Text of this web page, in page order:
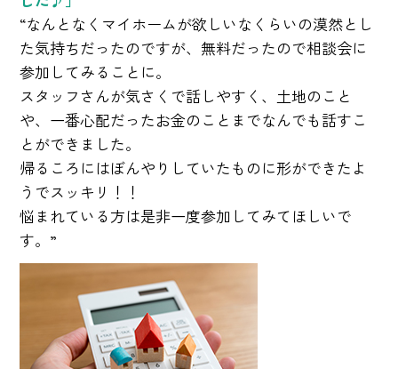
“なんとなくマイホームが欲しいなくらいの漠然とし
た気持ちだったのですが、無料だったので相談会に
参加してみることに。
スタッフさんが気さくで話しやすく、土地のこと
や、一番心配だったお金のことまでなんでも話すこ
とができました。
帰るころにはぼんやりしていたものに形ができたよ
うでスッキリ！！
悩まれている方は是非一度参加してみてほしいで
す。”